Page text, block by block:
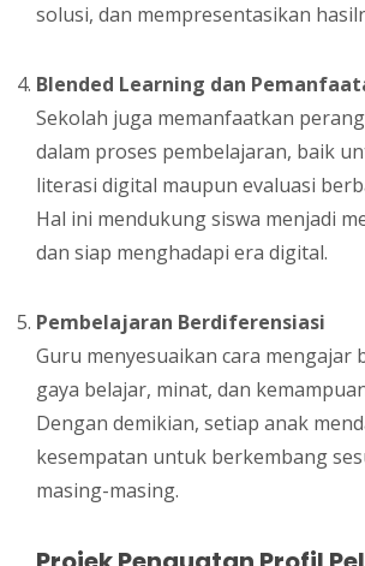
solusi, dan mempresentasikan
Blended Learning dan
Sekolah juga memanfaatkan
dalam proses pembelajaran, baik
literasi digital maupun evaluasi
Hal ini mendukung siswa menjadi
dan siap menghadapi era digital.
Pembelajaran Berdiferensiasi
Guru menyesuaikan cara mengajar
gaya belajar, minat, dan
Dengan demikian, setiap anak
kesempatan untuk berkembang
masing-masing.